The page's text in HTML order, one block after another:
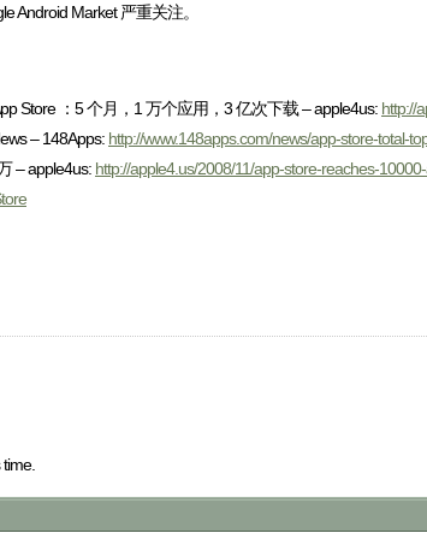
Android Market 严重关注。
Store ：5 个月，1 万个应用，3 亿次下载 – apple4us: http://
– 148Apps: http://www.148apps.com/news/app-store-total-
– apple4us: http://apple4.us/2008/11/app-store-reaches-